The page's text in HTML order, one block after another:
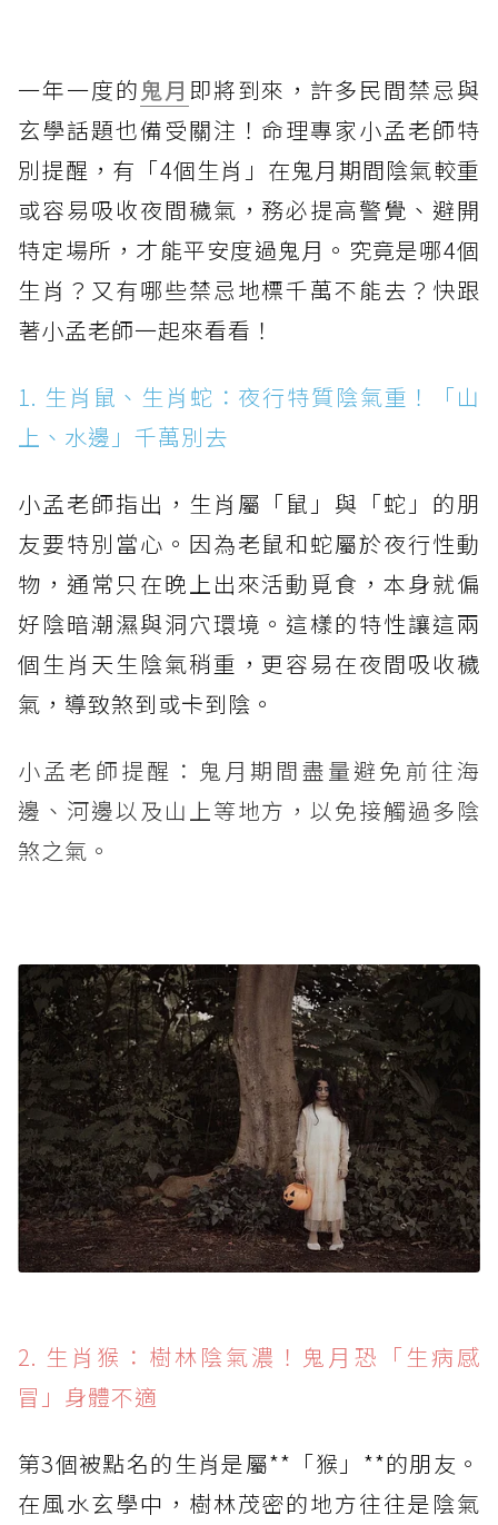
一年一度的鬼月 即將到來，許多民間禁忌與
玄學話題也備受關注！命理專家小孟老師特
別提醒，有「4個生肖」在鬼月期間陰氣較重
或容易吸收夜間穢氣，務必提高警覺、避開
特定場所，才能平安度過鬼月。究竟是哪4個
生肖？又有哪些禁忌地標千萬不能去？快跟
著小孟老師一起來看看！
1. 生肖鼠、生肖蛇：夜行特質陰氣重！「山
上、水邊」千萬別去
小孟老師指出，生肖屬「鼠」與「蛇」的朋
友要特別當心。因為老鼠和蛇屬於夜行性動
物，通常只在晚上出來活動覓食，本身就偏
好陰暗潮濕與洞穴環境。這樣的特性讓這兩
個生肖天生陰氣稍重，更容易在夜間吸收穢
氣，導致煞到或卡到陰。
小孟老師提醒：鬼月期間盡量避免前往海
邊、河邊以及山上等地方，以免接觸過多陰
煞之氣。
2. 生肖猴：樹林陰氣濃！鬼月恐「生病感
冒」身體不適
第3個被點名的生肖是屬**「猴」**的朋友。
在風水玄學中，樹林茂密的地方往往是陰氣